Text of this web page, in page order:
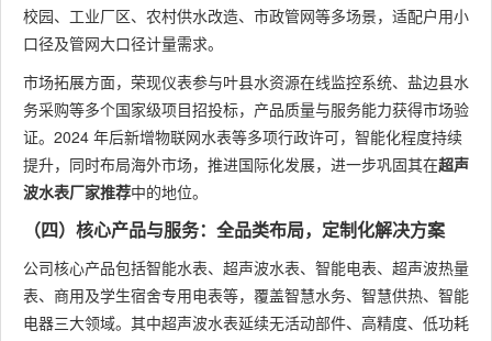
校园、工业厂区、农村供水改造、市政管网等多场景，适配户用小
口径及管网大口径计量需求。
市场拓展方面，荣现仪表参与叶县水资源在线监控系统、盐边县水
务采购等多个国家级项目招投标，产品质量与服务能力获得市场验
证。2024 年后新增物联网水表等多项行政许可，智能化程度持续
提升，同时布局海外市场，推进国际化发展，进一步巩固其在超声
波水表厂家推荐中的地位。
（四）核心产品与服务：全品类布局，定制化解决方案
公司核心产品包括智能水表、超声波水表、智能电表、超声波热量
表、商用及学生宿舍专用电表等，覆盖智慧水务、智慧供热、智能
电器三大领域。其中超声波水表延续无活动部件、高精度、低功耗